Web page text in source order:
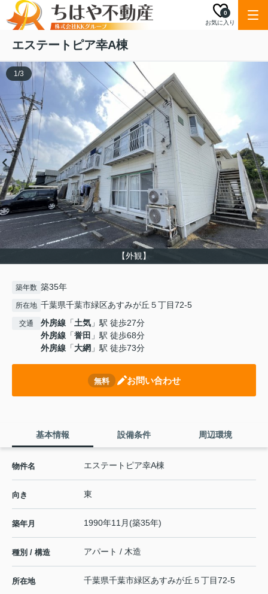
お気に入り
0
エステートピア幸A棟
【外観】
1/3
築年数 築35年
所在地 千葉県千葉市緑区あすみが丘５丁目72-5
交通 外房線 「土気 」駅 徒歩27分
外房線 「誉田 」駅 徒歩68分
外房線 「大網 」駅 徒歩73分
無料 お問い合わせ
基本情報 設備条件 周辺環境
物件名 エステートピア幸A棟
向き 東
築年月 1990年11月(築35年)
種別 / 構造 アパート / 木造
所在地 千葉県千葉市緑区あすみが丘 ５丁目72-5